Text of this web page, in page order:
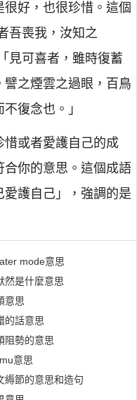
好，也很珍惜。這個
吾喪我，汝知之
見可喜者，雖時復蓄
之煙雲之過眼，百鳥
復念也。」
或者愛護自己的成
你的意思。這個成語
護自己」，強調的是
mode意思
然是什麼意思
意思
的話意思
阻勢的意思
意思
縟節的意思和造句